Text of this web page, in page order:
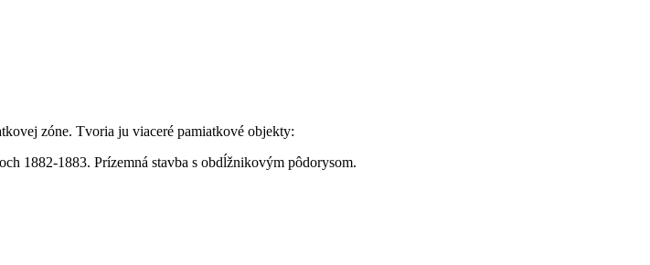
zóne. Tvoria ju viaceré pamiatkové objekty:
1882-1883. Prízemná stavba s obdĺžnikovým pôdorysom.